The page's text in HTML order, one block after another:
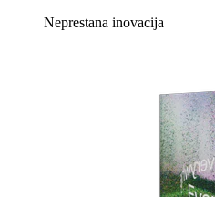
Neprestana inovacija